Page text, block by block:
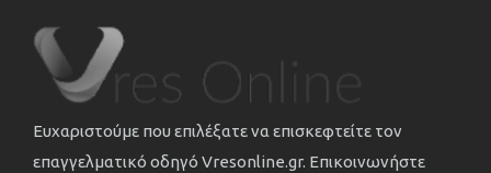
Ευχαριστούμε που επιλέξατε να επισκεφτείτε τον
επαγγελματικό οδηγό Vresonline.gr. Επικοινωνήστε